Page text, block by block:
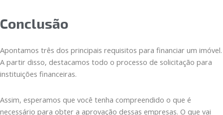
Conclusão
Apontamos três dos principais requisitos para financiar um imóvel.
A partir disso, destacamos todo o processo de solicitação para
instituições financeiras.
Assim, esperamos que você tenha compreendido o que é
necessário para obter a aprovação dessas empresas. O que vai